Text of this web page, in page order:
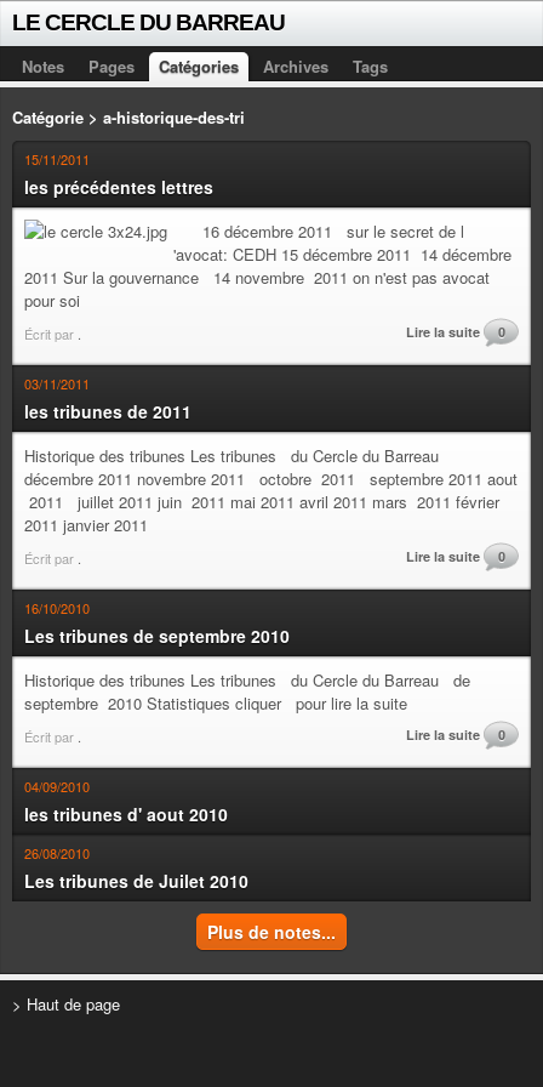
LE CERCLE DU BARREAU
Notes Pages Catégories Archives Tags
Catégorie > a-historique-des-tri
15/11/2011
les précédentes lettres
16 décembre 2011 sur le secret de l
'avocat: CEDH 15 décembre 2011 14 décembre
2011 Sur la gouvernance 14 novembre 2011 on n'est pas avocat
pour soi
Écrit par Lire la suite 0
03/11/2011
les tribunes de 2011
Historique des tribunes Les tribunes du Cercle du Barreau
décembre 2011 novembre 2011 octobre 2011 septembre 2011 aout
2011 juillet 2011 juin 2011 mai 2011 avril 2011 mars 2011 février
2011 janvier 2011
Écrit par Lire la suite 0
16/10/2010
Les tribunes de septembre 2010
Historique des tribunes Les tribunes du Cercle du Barreau de
septembre 2010 Statistiques cliquer pour lire la suite
Écrit par Lire la suite 0
04/09/2010
les tribunes d' aout 2010
26/08/2010
Les tribunes de Juilet 2010
Plus de notes...
> Haut de page